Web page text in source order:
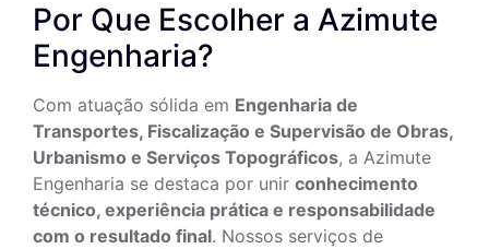
Por Que Escolher a Azimute
Engenharia?
Com atuação sólida em Engenharia de
Transportes, Fiscalização e Supervisão de Obras,
Urbanismo e Serviços Topográficos, a Azimute
Engenharia se destaca por unir conhecimento
técnico, experiência prática e responsabilidade
com o resultado final. Nossos serviços de